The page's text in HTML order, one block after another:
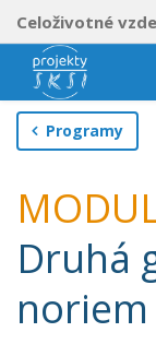
Celoživotné
Programy
Druhá
noriem